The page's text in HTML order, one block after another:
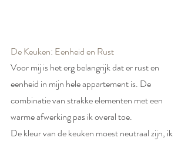
De Keuken: Eenheid en Rust
Voor mij is het erg belangrijk dat er rust en
eenheid in mijn hele appartement is. De
combinatie van strakke elementen met een
warme afwerking pas ik overal toe.
De kleur van de keuken moest neutraal zijn, ik